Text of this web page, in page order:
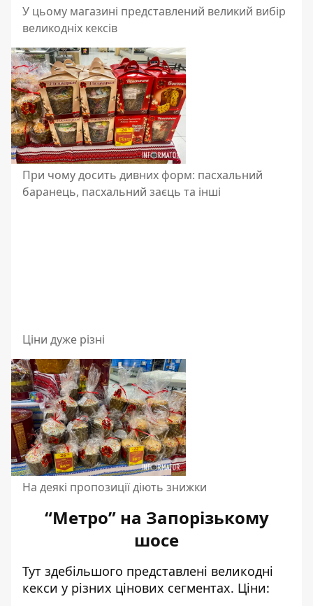
У цьому магазині представлений великий вибір
великодніх кексів
При чому досить дивних форм: пасхальний
баранець, пасхальний заєць та інші
Ціни дуже різні
На деякі пропозиції діють знижки
“Метро” на Запорізькому
шосе
Тут здебільшого представлені великодні
кекси у різних цінових сегментах. Ціни: